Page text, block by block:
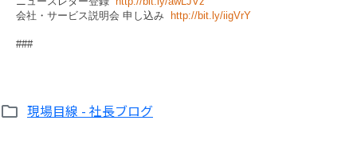
会社・サービス説明会 申し込み
http://bit.ly/iigVrY
###
現場目線 - 社長ブログ